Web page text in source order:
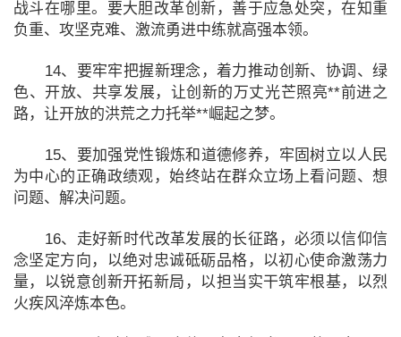
战斗在哪里。要大胆改革创新，善于应急处突，在知重
负重、攻坚克难、激流勇进中练就高强本领。
14、要牢牢把握新理念，着力推动创新、协调、绿
色、开放、共享发展，让创新的万丈光芒照亮**前进之
路，让开放的洪荒之力托举**崛起之梦。
15、要加强党性锻炼和道德修养，牢固树立以人民
为中心的正确政绩观，始终站在群众立场上看问题、想
问题、解决问题。
16、走好新时代改革发展的长征路，必须以信仰信
念坚定方向，以绝对忠诚砥砺品格，以初心使命激荡力
量，以锐意创新开拓新局，以担当实干筑牢根基，以烈
火疾风淬炼本色。